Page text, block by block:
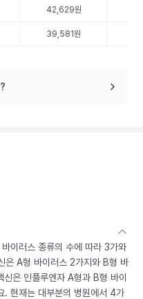
42,629원
39,581원
이러스 종류의 수에 따라 3가와
은 A형 바이러스 2가지와 B형 바
은 인플루엔자 A형과 B형 바이
. 현재는 대부분의 병원에서 4가